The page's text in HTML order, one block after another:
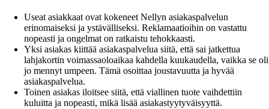
Useat asiakkaat ovat kokeneet Nellyn asiakaspalvelun
erinomaiseksi ja ystävälliseksi. Reklamaatioihin on vastattu
nopeasti ja ongelmat on ratkaistu tehokkaasti.
Yksi asiakas kiittää asiakaspalvelua siitä, että sai jatkettua
lahjakortin voimassaoloaikaa kahdella kuukaudella, vaikka se oli
jo mennyt umpeen. Tämä osoittaa joustavuutta ja hyvää
asiakaspalvelua.
Toinen asiakas iloitsee siitä, että viallinen tuote vaihdettiin
kuluitta ja nopeasti, mikä lisää asiakastyytyväisyyttä.